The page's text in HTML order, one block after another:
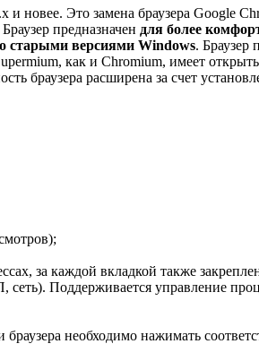
и новее. Это замена браузера Google
предназначен для более
старыми версиями Windows. Браузер
как и Chromium, имеет
браузера расширена за счет
за каждой вкладкой также
Поддерживается управление
необходимо нажимать